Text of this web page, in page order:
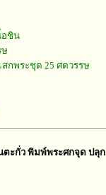
อชิน
ษ
กพระชุด 25 ศตวรรษ
ตะกั่ว พิมพ์พระศกจุด ปลุก